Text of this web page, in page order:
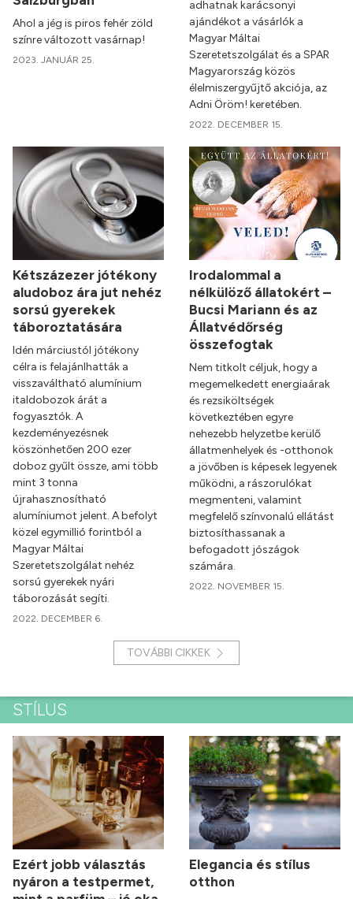
Ahol a jég is piros fehér zöld
színre változott vasárnap!
2023. JANUÁR 25.
adhatnak karácsonyi
ajándékot a vásárlók a
Magyar Máltai
Szeretetszolgálat és a SPAR
Magyarország közös
élelmiszergyűjtő akciója, az
Adni Öröm! keretében.
2022. DECEMBER 15.
Kétszázezer jótékony
aludoboz ára jut nehéz
sorsú gyerekek
táboroztatására
Idén márciustól jótékony
célra is felajánlhatták a
visszaváltható alumínium
italdobozok árát a
fogyasztók. A
kezdeményezésnek
köszönhetően 200 ezer
doboz gyűlt össze, ami több
mint 3 tonna
újrahasznosítható
alumíniumot jelent. A befolyt
közel egymillió forintból a
Magyar Máltai
Szeretetszolgálat nehéz
sorsú gyerekek nyári
táborozását segíti.
2022. DECEMBER 6.
Irodalommal a
nélkülöző állatokért –
Bucsi Mariann és az
Állatvédőrség
összefogtak
Nem titkolt céljuk, hogy a
megemelkedett energiaárak
és rezsiköltségek
következtében egyre
nehezebb helyzetbe kerülő
állatmenhelyek és -otthonok
a jövőben is képesek legyenek
működni, a rászorulókat
megmenteni, valamint
megfelelő színvonalú ellátást
biztosíthassanak a
befogadott jószágok
számára.
2022. NOVEMBER 15.
TOVÁBBI CIKKEK
STÍLUS
Ezért jobb választás
nyáron a testpermet,
Elegancia és stílus
otthon